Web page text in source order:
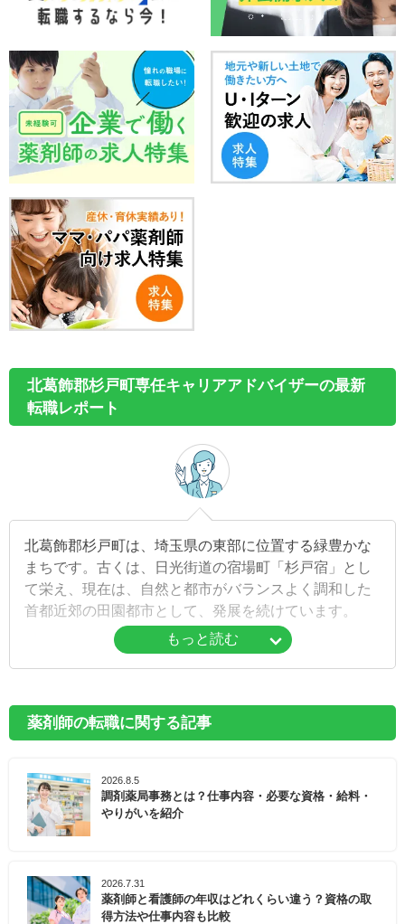
北葛飾郡杉戸町専任キャリアアドバイザーの最新
転職レポート
北葛飾郡杉戸町は、埼玉県の東部に位置する緑豊かな
まちです。古くは、日光街道の宿場町「杉戸宿」とし
て栄え、現在は、自然と都市がバランスよく調和した
首都近郊の田園都市として、発展を続けています。
毎年8月には、伝統行事「古利根川流灯まつり」が開催
また、「杉戸高野台さくら祭り」や、永福寺の「どじ
ょう施餓鬼」、190年の歴史を持つ「杉戸夏まつり」
ます。
北葛飾郡杉戸町は、令和4年3月に「杉戸町健康増進計
組みと施策を示したものです。本計画には、男性の健
康寿命を83.20歳、女性の健康寿命を85.56歳まで延伸
もっと読む
薬剤師の転職に関する記事
2026.8.5
調剤薬局事務とは？仕事内容・必要な資格・給料・
やりがいを紹介
2026.7.31
薬剤師と看護師の年収はどれくらい違う？資格の取
得方法や仕事内容も比較